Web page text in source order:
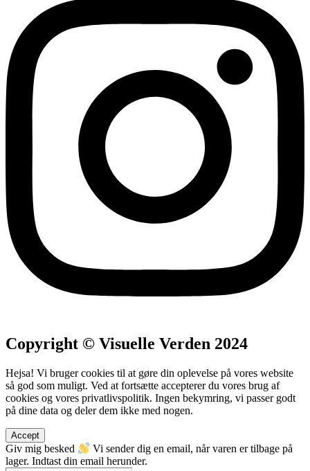
Copyright © Visuelle Verden 2024
Hejsa! Vi bruger cookies til at gøre din oplevelse på vores website
så god som muligt. Ved at fortsætte accepterer du vores brug af
cookies og vores privatlivspolitik. Ingen bekymring, vi passer godt
på dine data og deler dem ikke med nogen.
Accept
Giv mig besked
Vi sender dig en email, når varen er tilbage på
lager. Indtast din email herunder.